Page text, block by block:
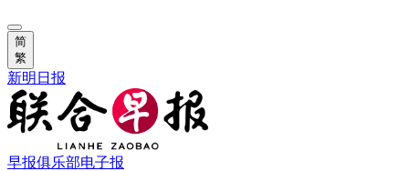
简
繁
新明日报
早报俱乐部电子报